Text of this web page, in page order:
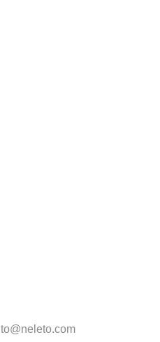
to@neleto.com